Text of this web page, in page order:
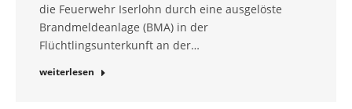
die Feuerwehr Iserlohn durch eine ausgelöste
Brandmeldeanlage (BMA) in der
Flüchtlingsunterkunft an der…
weiterlesen